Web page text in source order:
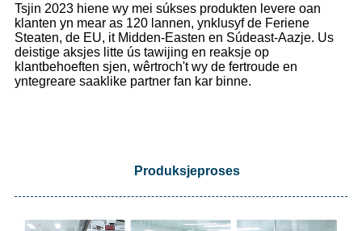
Tsjin 2023 hiene wy ​​mei súkses produkten levere oan
klanten yn mear as 120 lannen, ynklusyf de Feriene
Steaten, de EU, it Midden-Easten en Súdeast-Aazje. Us
deistige aksjes litte ús tawijing en reaksje op
klantbehoeften sjen, wêrtroch't wy de fertroude en
yntegreare saaklike partner fan kar binne.
Produksjeproses